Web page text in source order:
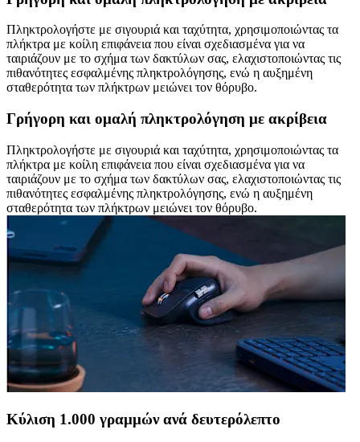
Πληκτρολογήστε με σιγουριά και ταχύτητα, χρησιμοποιώντας τα
πλήκτρα με κοίλη επιφάνεια που είναι σχεδιασμένα για να
ταιριάζουν με το σχήμα των δακτύλων σας, ελαχιστοποιώντας τις
πιθανότητες εσφαλμένης πληκτρολόγησης, ενώ η αυξημένη
σταθερότητα των πλήκτρων μειώνει τον θόρυβο.
Γρήγορη και ομαλή πληκτρολόγηση με ακρίβεια
Πληκτρολογήστε με σιγουριά και ταχύτητα, χρησιμοποιώντας τα
πλήκτρα με κοίλη επιφάνεια που είναι σχεδιασμένα για να
ταιριάζουν με το σχήμα των δακτύλων σας, ελαχιστοποιώντας τις
πιθανότητες εσφαλμένης πληκτρολόγησης, ενώ η αυξημένη
σταθερότητα των πλήκτρων μειώνει τον θόρυβο.
Κύλιση 1.000 γραμμών ανά δευτερόλεπτο